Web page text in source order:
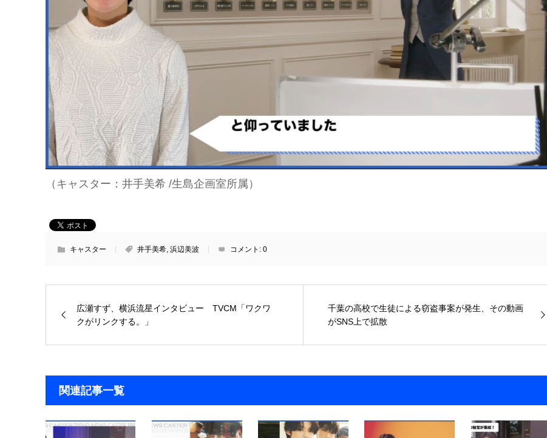
（キャスター：井手美希 /生島企画室所属）
キャスター 井手美希, 浜辺美波 コメント: 0
広瀬すず、横浜流星インタビュー TVCM「ワクワ
クがリンクする。」
千葉の高校で生徒による窃盗事案が発生、その動画
がSNS上で拡散
関連記事一覧